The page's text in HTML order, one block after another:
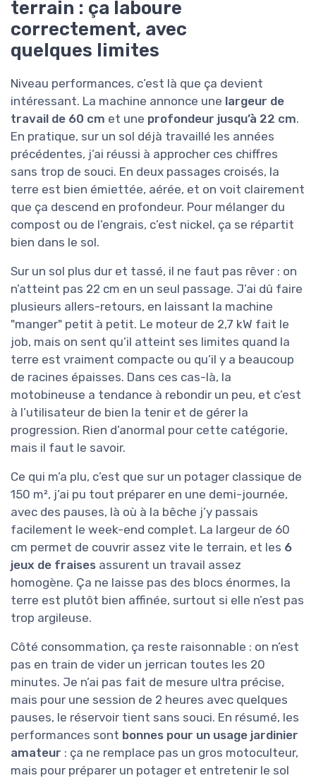
terrain : ça laboure
correctement, avec
quelques limites
Niveau performances, c’est là que ça devient
intéressant. La machine annonce une largeur de
travail de 60 cm et une profondeur jusqu’à 22 cm.
En pratique, sur un sol déjà travaillé les années
précédentes, j’ai réussi à approcher ces chiffres
sans trop de souci. En deux passages croisés, la
terre est bien émiettée, aérée, et on voit clairement
que ça descend en profondeur. Pour mélanger du
compost ou de l’engrais, c’est nickel, ça se répartit
bien dans le sol.
Sur un sol plus dur et tassé, il ne faut pas rêver : on
n’atteint pas 22 cm en un seul passage. J’ai dû faire
plusieurs allers-retours, en laissant la machine
"manger" petit à petit. Le moteur de 2,7 kW fait le
job, mais on sent qu’il atteint ses limites quand la
terre est vraiment compacte ou qu’il y a beaucoup
de racines épaisses. Dans ces cas-là, la
motobineuse a tendance à rebondir un peu, et c’est
à l’utilisateur de bien la tenir et de gérer la
progression. Rien d’anormal pour cette catégorie,
mais il faut le savoir.
Ce qui m’a plu, c’est que sur un potager classique de
150 m², j’ai pu tout préparer en une demi-journée,
avec des pauses, là où à la bêche j’y passais
facilement le week-end complet. La largeur de 60
cm permet de couvrir assez vite le terrain, et les 6
jeux de fraises assurent un travail assez
homogène. Ça ne laisse pas des blocs énormes, la
terre est plutôt bien affinée, surtout si elle n’est pas
trop argileuse.
Côté consommation, ça reste raisonnable : on n’est
pas en train de vider un jerrican toutes les 20
minutes. Je n’ai pas fait de mesure ultra précise,
mais pour une session de 2 heures avec quelques
pauses, le réservoir tient sans souci. En résumé, les
performances sont bonnes pour un usage jardinier
amateur : ça ne remplace pas un gros motoculteur,
mais pour préparer un potager et entretenir le sol